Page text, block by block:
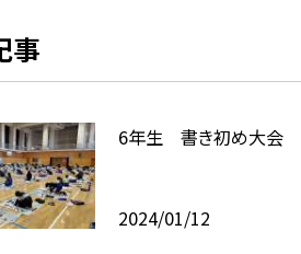
事
6年生 書き初め大会
2024/01/12